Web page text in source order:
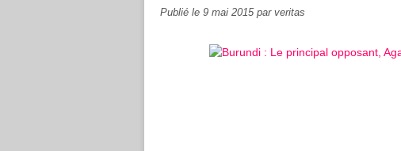
Publié le 9 mai 2015 par veritas